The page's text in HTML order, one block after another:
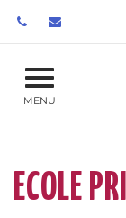
MENU
ECOLE